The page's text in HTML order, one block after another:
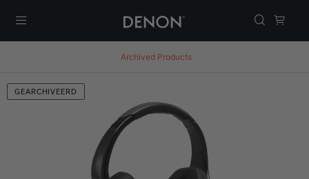
Archived Products
GEARCHIVEERD